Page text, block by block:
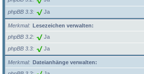
phpBB 3.3 Ja
Merkmal
Lesezeichen verwalten:
phpBB 3.2
Ja
phpBB 3.3 Ja
Merkmal
Dateianhänge verwalten: